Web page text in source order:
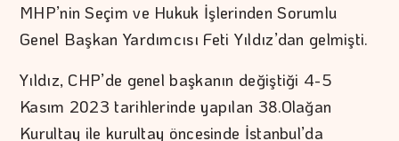
MHP’nin Seçim ve Hukuk İşlerinden Sorumlu
Genel Başkan Yardımcısı Feti Yıldız’dan gelmişti.
Yıldız, CHP’de genel başkanın değiştiği 4-5
Kasım 2023 tarihlerinde yapılan 38.Olağan
Kurultay ile kurultay öncesinde İstanbul’da